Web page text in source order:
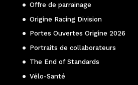
Offre de parrainage
Origine Racing Division
Portes Ouvertes Origine 2026
Portraits de collaborateurs
The End of Standards
Vélo-Santé